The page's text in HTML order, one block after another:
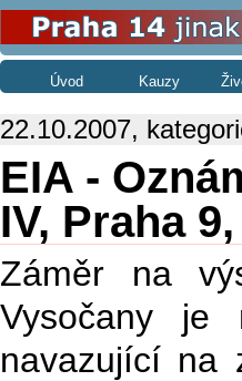
Úvod Kauzy
22.10.2007,
EIA -
IV, Praha
Záměr na
Vysočany je
navazující na